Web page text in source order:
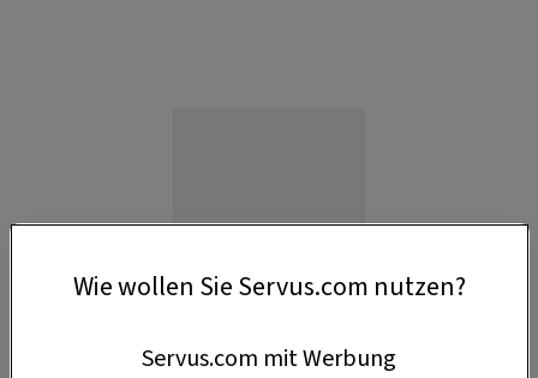
Wie wollen Sie Servus.com nutzen?
Servus.com mit Werbung